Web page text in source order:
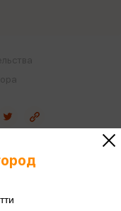
5-04-117928-1